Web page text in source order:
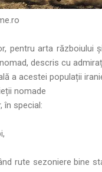
pentru arta războiului
descris cu
a acestei populații
nomade
în special:
rute sezoniere bine